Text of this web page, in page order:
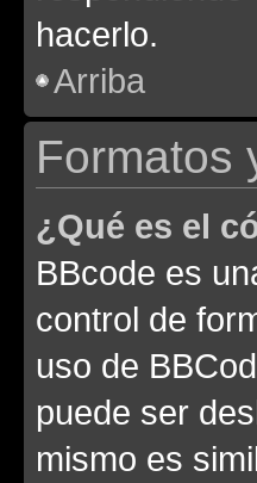
hacerlo.
Arriba
Formatos
¿Qué es el
BBcode es
control de
uso de
puede ser
mismo es